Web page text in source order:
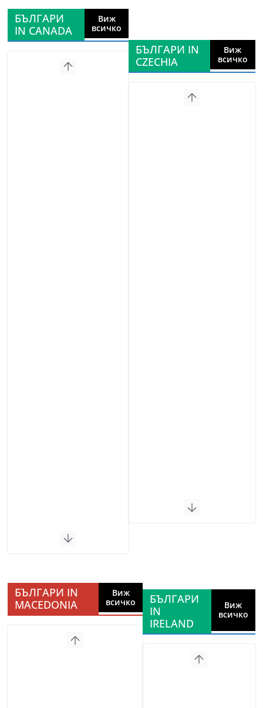
БЪЛГАРИ
IN CANADA
Виж
всичко
БЪЛГАРИ IN
CZECHIA
Виж
всичко
БЪЛГАРИ IN
MACEDONIA
Виж
всичко
БЪЛГАРИ
IN
IRELAND
Виж
всичко